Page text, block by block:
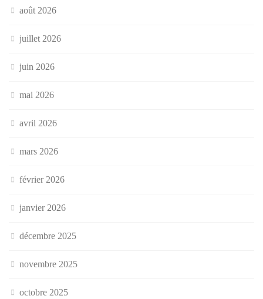
août 2026
juillet 2026
juin 2026
mai 2026
avril 2026
mars 2026
février 2026
janvier 2026
décembre 2025
novembre 2025
octobre 2025